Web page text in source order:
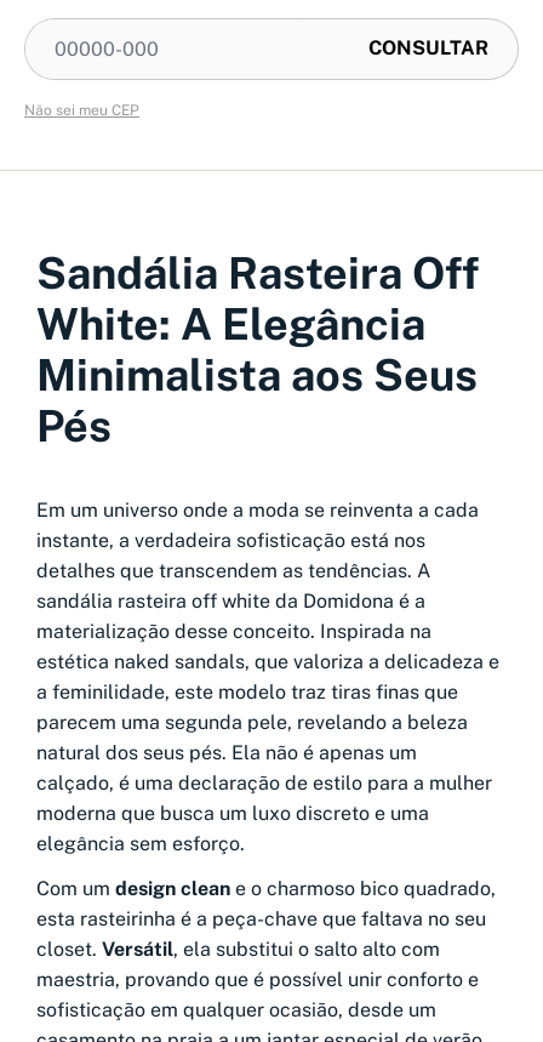
Não sei meu CEP
Sandália Rasteira Off
White: A Elegância
Minimalista aos Seus
Pés
Em um universo onde a moda se reinventa a cada
instante, a verdadeira sofisticação está nos
detalhes que transcendem as tendências. A
sandália rasteira off white da Domidona é a
materialização desse conceito. Inspirada na
estética naked sandals, que valoriza a delicadeza e
a feminilidade, este modelo traz tiras finas que
parecem uma segunda pele, revelando a beleza
natural dos seus pés. Ela não é apenas um
calçado, é uma declaração de estilo para a mulher
moderna que busca um luxo discreto e uma
elegância sem esforço.
Com um design clean e o charmoso bico quadrado,
esta rasteirinha é a peça-chave que faltava no seu
closet. Versátil, ela substitui o salto alto com
maestria, provando que é possível unir conforto e
sofisticação em qualquer ocasião, desde um